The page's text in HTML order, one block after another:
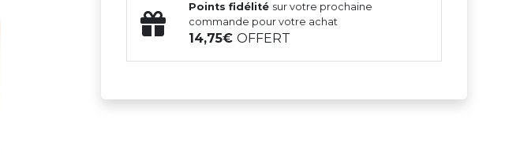
Points fidélité sur votre prochaine
commande pour votre achat
14,75OFFERT